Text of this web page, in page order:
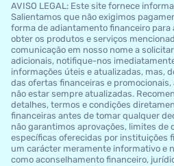
AVISO LEGAL: Este site fornece
Salientamos que não exigimos
forma de adiantamento financeiro para
obter os produtos e serviços
comunicação em nosso nome a
adicionais, notifique-nos
informações úteis e atualizadas, mas,
das ofertas financeiras e
não estar sempre atualizadas.
detalhes, termos e condições
financeiras antes de tomar qualquer
não garantimos aprovações, limites de
específicas oferecidas por instituições
um carácter meramente informativo e
como aconselhamento financeiro,